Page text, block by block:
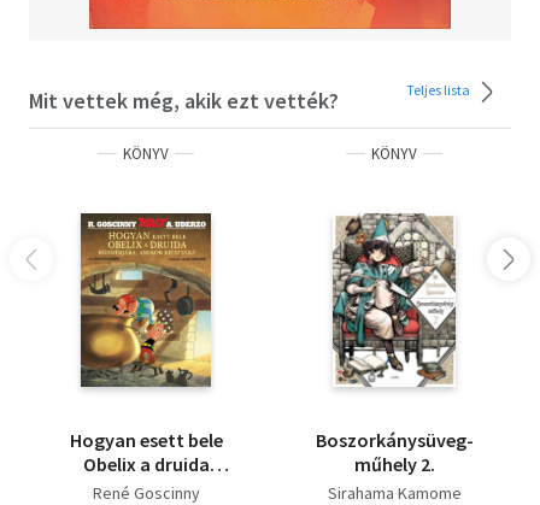
Mit vettek még, akik ezt vették? Teljes lista
KÖNYV
Hogyan esett bele
Obelix a druida
kondérjába, amikor
René Goscinny
KÖNYV
Boszorkánysüveg-
műhely 2.
Sirahama Kamome